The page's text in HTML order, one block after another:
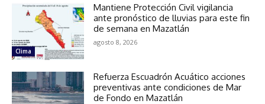
Clima
Mantiene Protección Civil vigilancia
ante pronóstico de lluvias para este fin
de semana en Mazatlán
agosto 8, 2026
Refuerza Escuadrón Acuático acciones
preventivas ante condiciones de Mar
de Fondo en Mazatlán